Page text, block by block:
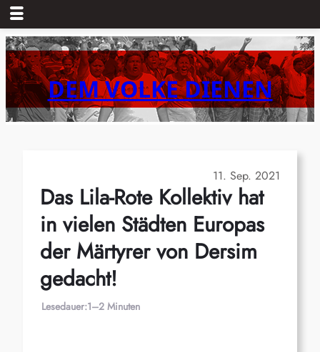
Zum
Inhalt
springenDEM VOLKE DIENEN
11. Sep. 2021
Das Lila-Rote Kollektiv hat
in vielen Städten Europas
der Märtyrer von Dersim
gedacht!
Lesedauer:1–2 Minuten